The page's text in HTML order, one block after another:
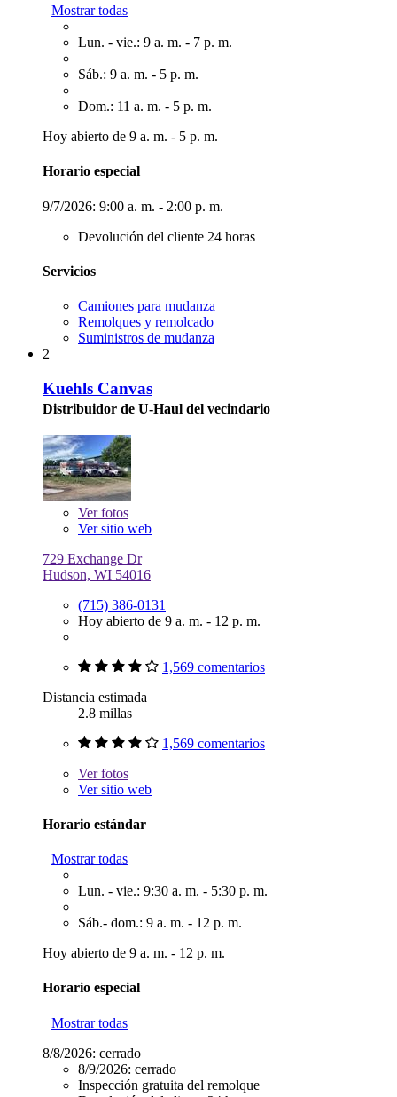
Mostrar todas
Lun. - vie.: 9 a. m. - 7 p. m.
Sáb.: 9 a. m. - 5 p. m.
Dom.: 11 a. m. - 5 p. m.
Hoy abierto de 9 a. m. - 5 p. m.
Horario especial
9/7/2026: 9:00 a. m. - 2:00 p. m.
Devolución del cliente 24 horas
Servicios
Camiones para mudanza
Remolques y remolcado
Suministros de mudanza
2
Kuehls Canvas
Distribuidor de U-Haul del vecindario
Verfotos
Ver sitio web
729 Exchange Dr
Hudson, WI 54016
(715) 386-0131
Hoy abierto de 9 a. m. - 12 p. m.
1,569 comentarios
Distancia estimada
2.8 millas
1,569 comentarios
Verfotos
Ver sitio web
Horario estándar
Mostrar todas
Lun. - vie.: 9:30 a. m. - 5:30 p. m.
Sáb.- dom.: 9 a. m. - 12 p. m.
Hoy abierto de 9 a. m. - 12 p. m.
Horario especial
Mostrar todas
8/8/2026: cerrado
8/9/2026: cerrado
Inspección gratuita del remolque